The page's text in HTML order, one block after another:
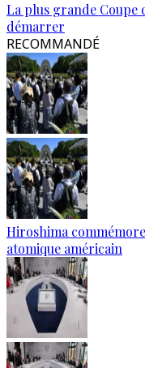
La plus grande Coupe
démarrer
RECOMMANDÉ
Hiroshima
atomique américain